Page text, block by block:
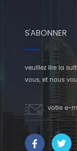
S'ABONNER
veuillez lire la
vous, et nous
que vous en